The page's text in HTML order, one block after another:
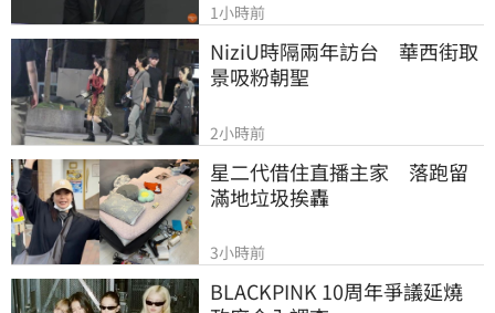
1小時前
NiziU時隔兩年訪台　華西街取
景吸粉朝聖
2小時前
星二代借住直播主家　落跑留
滿地垃圾挨轟
3小時前
BLACKPINK 10周年爭議延燒